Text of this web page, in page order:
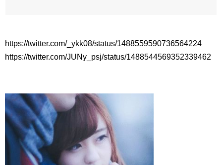
https://twitter.com/_ykk08/status/1488559590736564224
https://twitter.com/JUNy_psj/status/1488544569352339462